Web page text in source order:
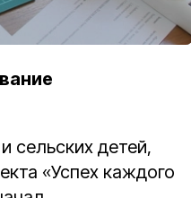
сельских детей,
«Успех каждого